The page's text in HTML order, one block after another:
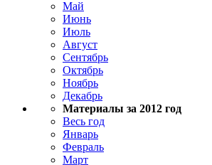
Май
Июнь
Июль
Август
Сентябрь
Октябрь
Ноябрь
Декабрь
Материалы за 2012 год
Весь год
Январь
Февраль
Март